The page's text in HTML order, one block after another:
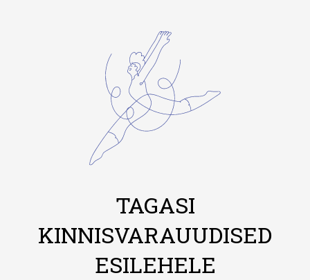
TAGASI
KINNISVARAUUDISED
ESILEHELE